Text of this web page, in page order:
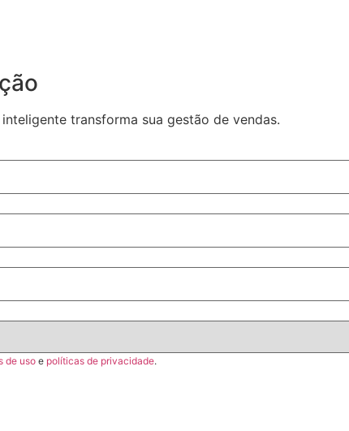
transforma sua gestão de vendas.
de usoe políticas de privacidade.